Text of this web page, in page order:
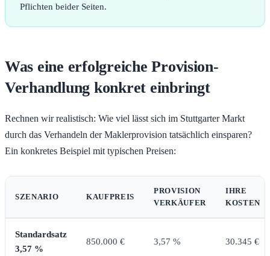
Pflichten beider Seiten.
Was eine erfolgreiche Provision-
Verhandlung konkret einbringt
Rechnen wir realistisch: Wie viel lässt sich im Stuttgarter Markt
durch das Verhandeln der Maklerprovision tatsächlich einsparen?
Ein konkretes Beispiel mit typischen Preisen:
SZENARIO KAUFPREIS
PROVISION
VERKÄUFER
IHRE
KOSTEN
Standardsatz
3,57 %
850.000 € 3,57 % 30.345 €